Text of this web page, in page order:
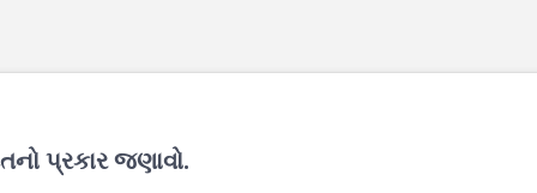
પ્રકાર જણાવો.